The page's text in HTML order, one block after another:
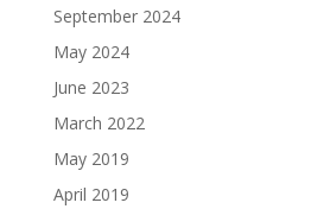
September 2024
May 2024
June 2023
March 2022
May 2019
April 2019